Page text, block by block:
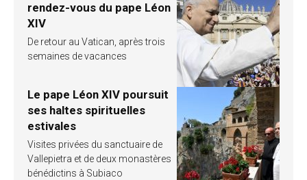
rendez-vous du pape Léon
XIV
De retour au Vatican, après trois
semaines de vacances
Le pape Léon XIV poursuit
ses haltes spirituelles
estivales
Visites privées du sanctuaire de
Vallepietra et de deux monastères
bénédictins à Subiaco